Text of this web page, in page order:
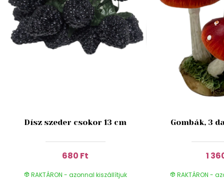
Dísz szeder csokor 13 cm
680 Ft
RAKTÁRON - azonnal kiszállítjuk
Gombák, 3
1
RAKTÁRON -